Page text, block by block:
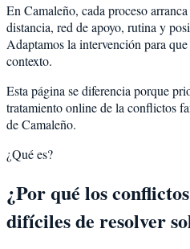
En Camaleño, cada proceso
distancia, red de apoyo, rutina y
Adaptamos la intervención para
contexto.
Esta página se diferencia porque
tratamiento online de la conflictos
de Camaleño.
¿Qué es?
¿Por qué los
difíciles de resolver